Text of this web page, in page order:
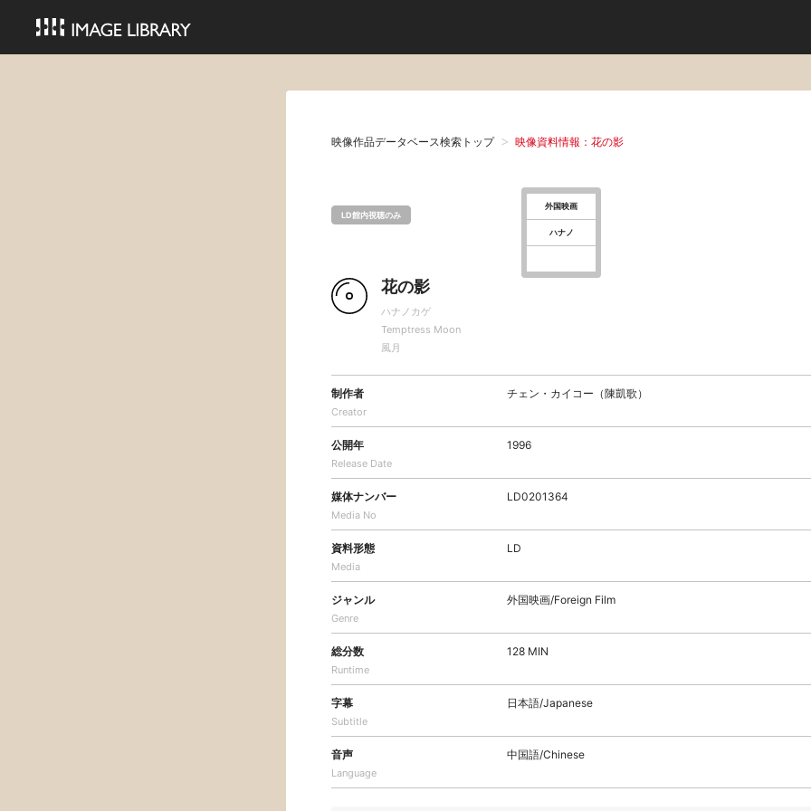
映像作品データベース検索トップ 映像資料情報：花の影
LD館内視聴のみ
外国映画
ハナノ
花の影
ハナノカゲ
Temptress Moon
風月
制作者
Creator
チェン・カイコー（陳凱歌）
公開年
Release Date
1996
媒体ナンバー
Media No
LD0201364
資料形態
Media
LD
ジャンル
Genre
外国映画/Foreign Film
総分数
Runtime
128 MIN
字幕
Subtitle
日本語/Japanese
音声
Language
中国語/Chinese